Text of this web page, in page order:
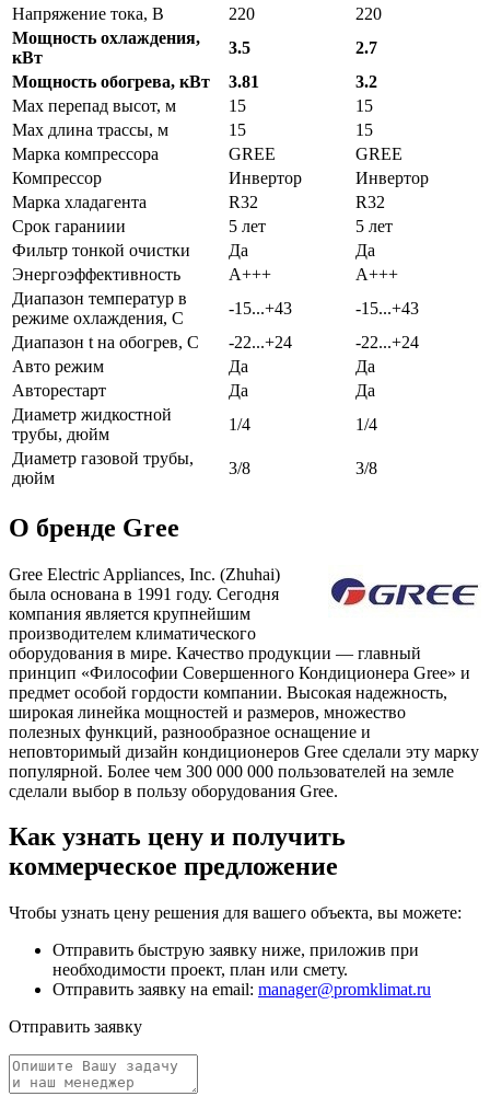
Напряжение тока, В
220
220
Мощность охлаждения,
кВт
3.5
2.7
Мощность обогрева, кВт
3.81
3.2
Max перепад высот, м
15
15
Max длина трассы, м
15
15
Марка компрессора
GREE
GREE
Компрессор
Инвертор
Инвертор
Марка хладагента
R32
R32
Срок гараниии
5 лет
5 лет
Фильтр тонкой очистки
Да
Да
Энергоэффективность
A+++
A+++
Диапазон температур в
режиме охлаждения, С
-15...+43
-15...+43
Диапазон t на обогрев, С
-22...+24
-22...+24
Авто режим
Да
Да
Авторестарт
Да
Да
Диаметр жидкостной
трубы, дюйм
1/4
1/4
Диаметр газовой трубы,
дюйм
3/8 3/8
О бренде Gree
Gree Electric Appliances, Inc. (Zhuhai)
была основана в 1991 году. Сегодня
компания является крупнейшим
производителем климатического
оборудования в мире. Качество продукции — главный
принцип «Философии Совершенного Кондиционера Gree» и
предмет особой гордости компании. Высокая надежность,
широкая линейка мощностей и размеров, множество
полезных функций, разнообразное оснащение и
неповторимый дизайн кондиционеров Gree сделали эту марку
популярной. Более чем 300 000 000 пользователей на земле
сделали выбор в пользу оборудования Gree.
Как узнать цену и получить
коммерческое предложение
Чтобы узнать цену решения для вашего объекта, вы можете:
Отправить быструю заявку ниже, приложив при
необходимости проект, план или смету.
Отправить заявку на email: manager@promklimat.ru
Отправить заявку